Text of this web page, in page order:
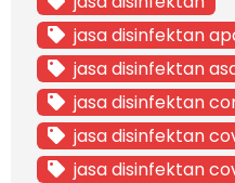
jasa disinfektan
jasa disinfektan
jasa disinfektan
jasa disinfektan
jasa disinfektan